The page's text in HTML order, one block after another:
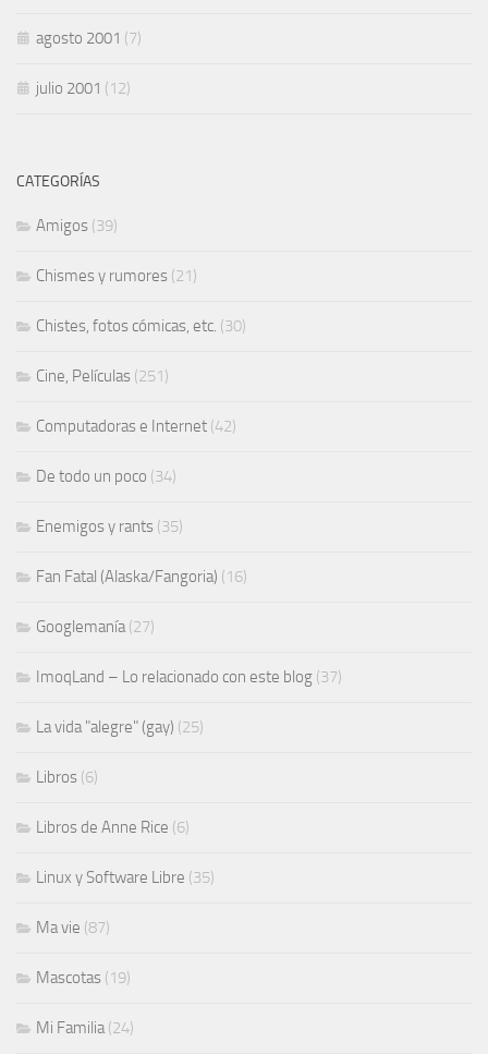
agosto 2001 (7)
julio 2001 (12)
CATEGORÍAS
Amigos (39)
Chismes y rumores (21)
Chistes, fotos cómicas, etc. (30)
Cine, Películas (251)
Computadoras e Internet (42)
De todo un poco (34)
Enemigos y rants (35)
Fan Fatal (Alaska/Fangoria) (16)
Googlemanía(27)
ImoqLand – Lo relacionado con este blog (37)
La vida "alegre" (gay) (25)
Libros (6)
Libros de Anne Rice (6)
Linux y Software Libre (35)
Ma vie (87)
Mascotas (19)
Mi Familia(24)